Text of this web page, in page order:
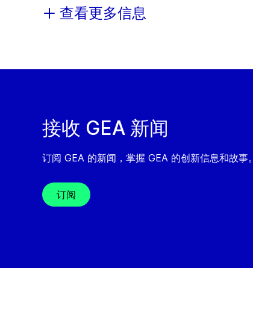
查看更多信息
接收 GEA 新闻
订阅 GEA 的新闻，掌握 GEA 的创新信息和故事。
订阅